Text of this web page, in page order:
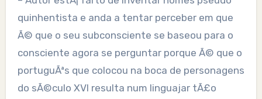
quinhentista e anda a tentar perceber em que
Ã© que o seu subconsciente se baseou para o
consciente agora se perguntar porque Ã© que o
portuguÃªs que colocou na boca de personagens
do sÃ©culo XVI resulta num linguajar tÃ£o